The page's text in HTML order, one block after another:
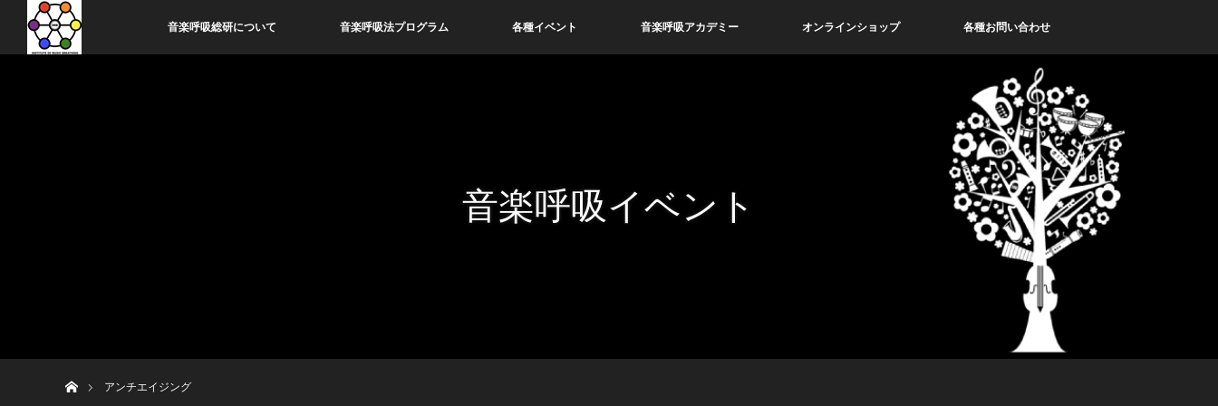
音楽呼吸総研について 音楽呼吸法プログラム 各種イベント 音楽呼吸アカデミー オンラインショップ 各種お問い合わせ
音楽呼吸イベント
アンチエイジング